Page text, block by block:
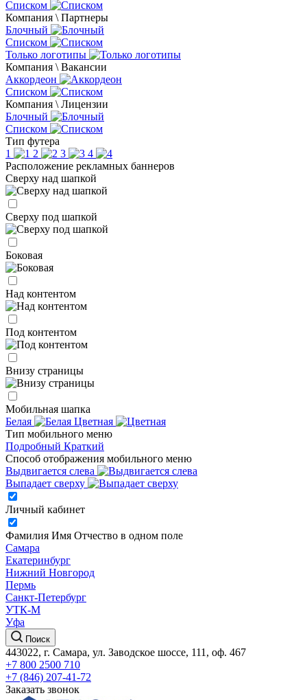
Списком
Компания \ Партнеры
Блочный
Списком
Только логотипы
Компания \ Вакансии
Аккордеон
Списком
Компания \ Лицензии
Блочный
Списком
Тип футера
1
2 3
4
Расположение рекламных баннеров
Сверху над шапкой
Сверху под шапкой
Боковая
Над контентом
Под контентом
Внизу страницы
Мобильная шапка
Белая
Цветная
Тип мобильного меню
Подробный Краткий
Способ отображения мобильного меню
Выдвигается слева
Выпадает сверху
Личный кабинет
Фамилия Имя Отчество в одном поле
Самара
Екатеринбург
Нижний Новгород
Пермь
Санкт-Петербург
УТК-М
Уфа
Поиск
443022, г. Самара, ул. Заводское шоссе, 111, оф. 467
+7 800 2500 710
+7 (846) 207-41-72
Заказать звонок